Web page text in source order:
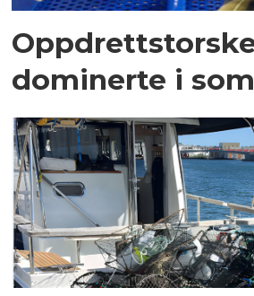
dominerte i